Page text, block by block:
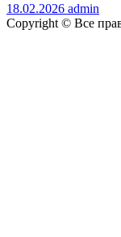
18.02.2026 admin
Copyright © Все